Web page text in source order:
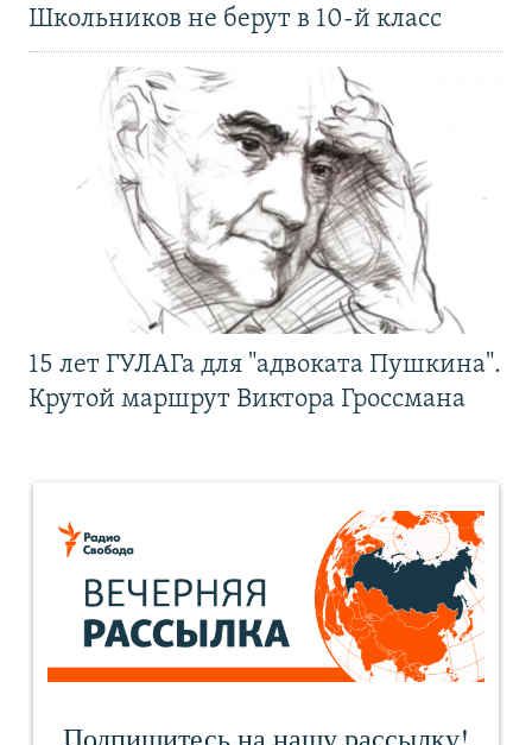
Школьников не берут в 10-й класс
15 лет ГУЛАГа для "адвоката Пушкина".
Крутой маршрут Виктора Гроссмана